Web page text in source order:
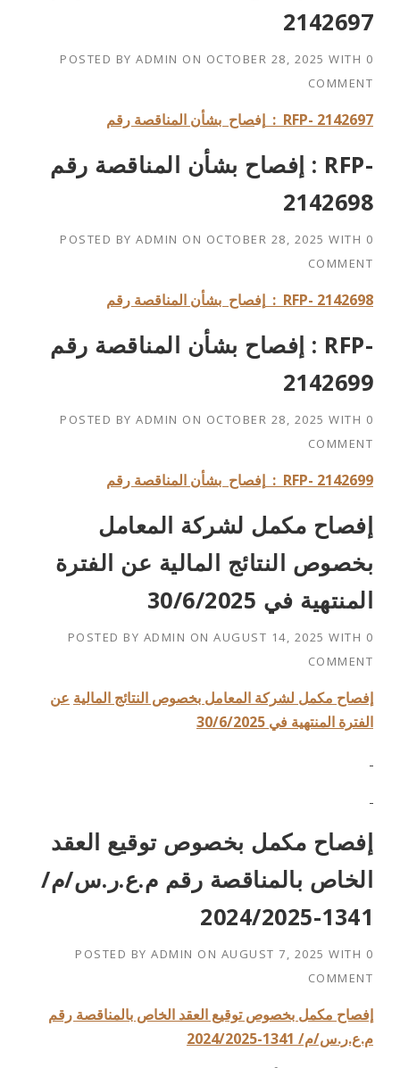
2142697
POSTED BY ADMIN ON OCTOBER 28, 2025 WITH 0
COMMENT
إفصاح بشأن المناقصة رقم : RFP- 2142697
إفصاح بشأن المناقصة رقم : RFP-
2142698
POSTED BY ADMIN ON OCTOBER 28, 2025 WITH 0
COMMENT
إفصاح بشأن المناقصة رقم : RFP- 2142698
إفصاح بشأن المناقصة رقم : RFP-
2142699
POSTED BY ADMIN ON OCTOBER 28, 2025 WITH 0
COMMENT
إفصاح بشأن المناقصة رقم : RFP- 2142699
إفصاح مكمل لشركة المعامل
بخصوص النتائج المالية عن الفترة
المنتهية في 30/6/2025
POSTED BY ADMIN ON AUGUST 14, 2025 WITH 0
COMMENT
إفصاح مكمل لشركة المعامل بخصوص النتائج المالية عن
الفترة المنتهية في 30/6/2025
إفصاح مكمل بخصوص توقيع العقد
الخاص بالمناقصة رقم م.ع.ر.س/م/
1341-2024/2025
POSTED BY ADMIN ON AUGUST 7, 2025 WITH 0
COMMENT
إفصاح مكمل بخصوص توقيع العقد الخاص بالمناقصة رقم
م.ع.ر.س/م/ 1341-2024/2025